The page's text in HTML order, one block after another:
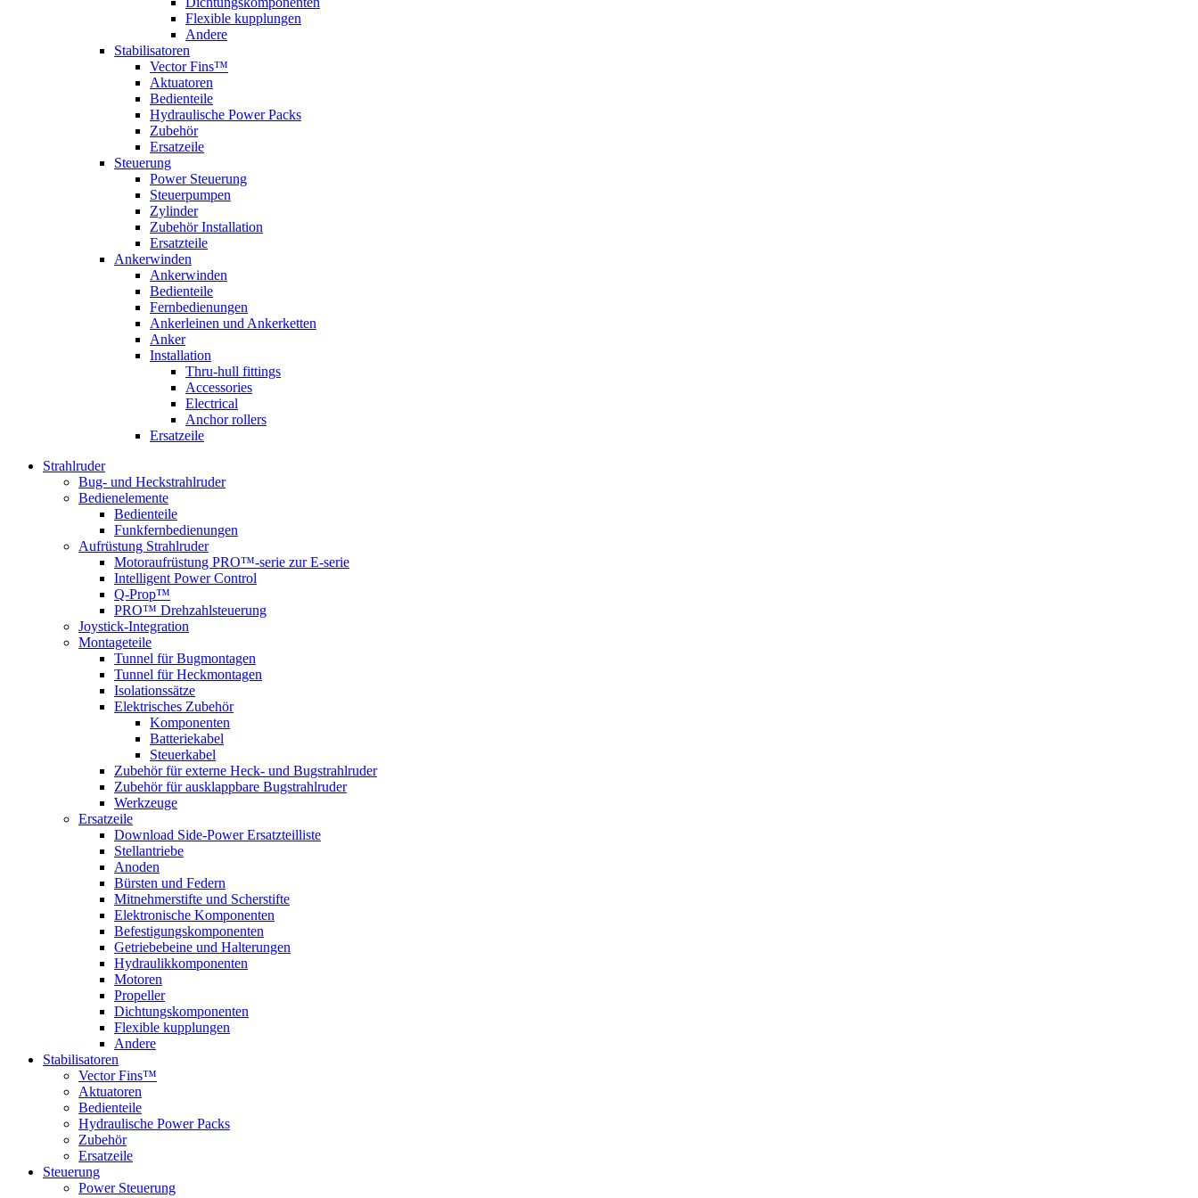
Flexible kupplungen
Andere
Stabilisatoren
Vector Fins™
Aktuatoren
Bedienteile
Hydraulische Power Packs
Zubehör
Ersatzeile
Steuerung
Power Steuerung
Steuerpumpen
Zylinder
Zubehör Installation
Ersatzteile
Ankerwinden
Ankerwinden
Bedienteile
Fernbedienungen
Ankerleinen und Ankerketten
Anker
Installation
Thru-hull fittings
Accessories
Electrical
Anchor rollers
Ersatzeile
Strahlruder
Bug- und Heckstrahlruder
Bedienelemente
Bedienteile
Funkfernbedienungen
Aufrüstung Strahlruder
Motoraufrüstung PRO™-serie zur E-serie
Intelligent Power Control
Q-Prop™
PRO™ Drehzahlsteuerung
Joystick-Integration
Montageteile
Tunnel für Bugmontagen
Tunnel für Heckmontagen
Isolationssätze
Elektrisches Zubehör
Komponenten
Batteriekabel
Steuerkabel
Zubehör für externe Heck- und Bugstrahlruder
Zubehör für ausklappbare Bugstrahlruder
Werkzeuge
Ersatzeile
Download Side-Power Ersatzteilliste
Stellantriebe
Anoden
Bürsten und Federn
Mitnehmerstifte und Scherstifte
Elektronische Komponenten
Befestigungskomponenten
Getriebebeine und Halterungen
Hydraulikkomponenten
Motoren
Propeller
Dichtungskomponenten
Flexible kupplungen
Andere
Stabilisatoren
Vector Fins™
Aktuatoren
Bedienteile
Hydraulische Power Packs
Zubehör
Ersatzeile
Steuerung
Power Steuerung